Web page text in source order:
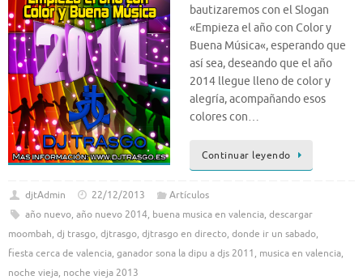
bautizaremos con el Slogan
«Empieza el año con Color y
Buena Música«, esperando que
así sea, deseando que el año
2014 llegue lleno de color y
alegría, acompañando esos
colores con…
Continuar leyendo
djtAdmin 22/12/2013
Artículos
año nuevo, año nuevo 2014, buena musica en valencia, descargar
moombah, dj trasgo, djtrasgo, djtrasgo en directo, donde ir un sabado,
fiesta cerca de valencia, ganador sona la dipu a djs 2011, musica en valencia,
noche vieja, noche vieja 2013